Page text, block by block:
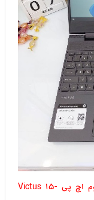
خرید لپ تاپ دست دوم اچ پی Victus 15-